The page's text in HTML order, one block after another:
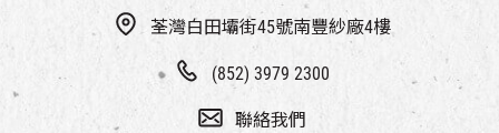
荃灣白田壩街45號南豐紗廠4樓
(852) 3979 2300
聯絡我們